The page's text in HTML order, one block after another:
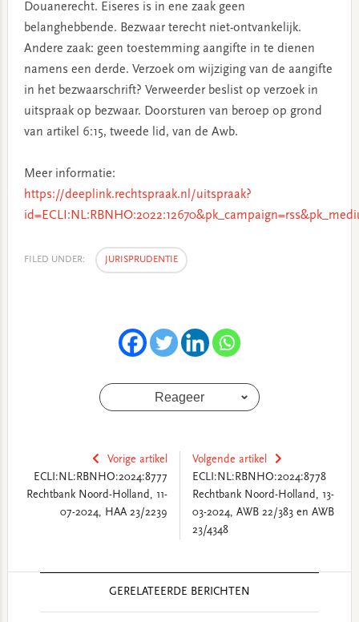
Douanerecht. Eiseres is in ene zaak geen
belanghebbende. Bezwaar terecht niet-ontvankelijk.
Andere zaak: geen toestemming aangifte in te dienen
namens een derde. Verzoek om wijziging van de aangifte
in het bezwaarschrift? Verweerder beslist op verzoek in
uitspraak op bezwaar. Doorsturen van beroep op grond
van artikel 6:15, tweede lid, van de Awb.
Meer informatie:
https://deeplink.rechtspraak.nl/uitspraak?
FILED UNDER: JURISPRUDENTIE
Reageer
Vorige artikel
ECLI:NL:RBNHO:2024:8777
Rechtbank Noord-Holland, 11-
07-2024, HAA 23/2239
Volgende artikel
ECLI:NL:RBNHO:2024:8778
Rechtbank Noord-Holland, 13-
03-2024, AWB 22/383 en AWB
23/4348
GERELATEERDE BERICHTEN